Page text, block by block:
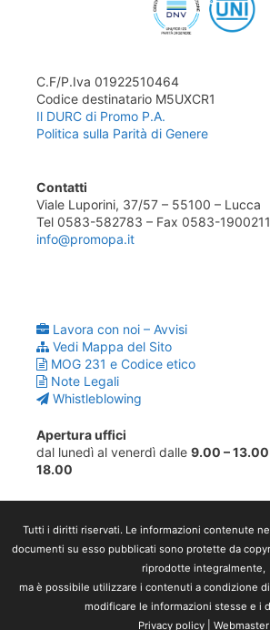
C.F/P.Iva 01922510464
Codice destinatario M5UXCR1
Il DURC di Promo P.A.
Politica sulla Parità di Genere
Contatti
Viale Luporini, 37/57 – 55100 – Lucca
Tel 0583-582783 – Fax 0583-1900211
info@promopa.it
Lavora con noi – Avvisi
Vedi Mappa del Sito
MOG 231 e Codice etico
Note Legali
Whistleblowing
Apertura uffici
dal lunedì al venerdì dalle 9.00 – 13.00
18.00
Tutti i diritti riservati. Le informazioni contenute
documenti su esso pubblicati sono protette da
riprodotte integralmente,
ma è possibile utilizzare i contenuti a condizione
modificare le informazioni stesse e i
Privacy policy
Webmaster